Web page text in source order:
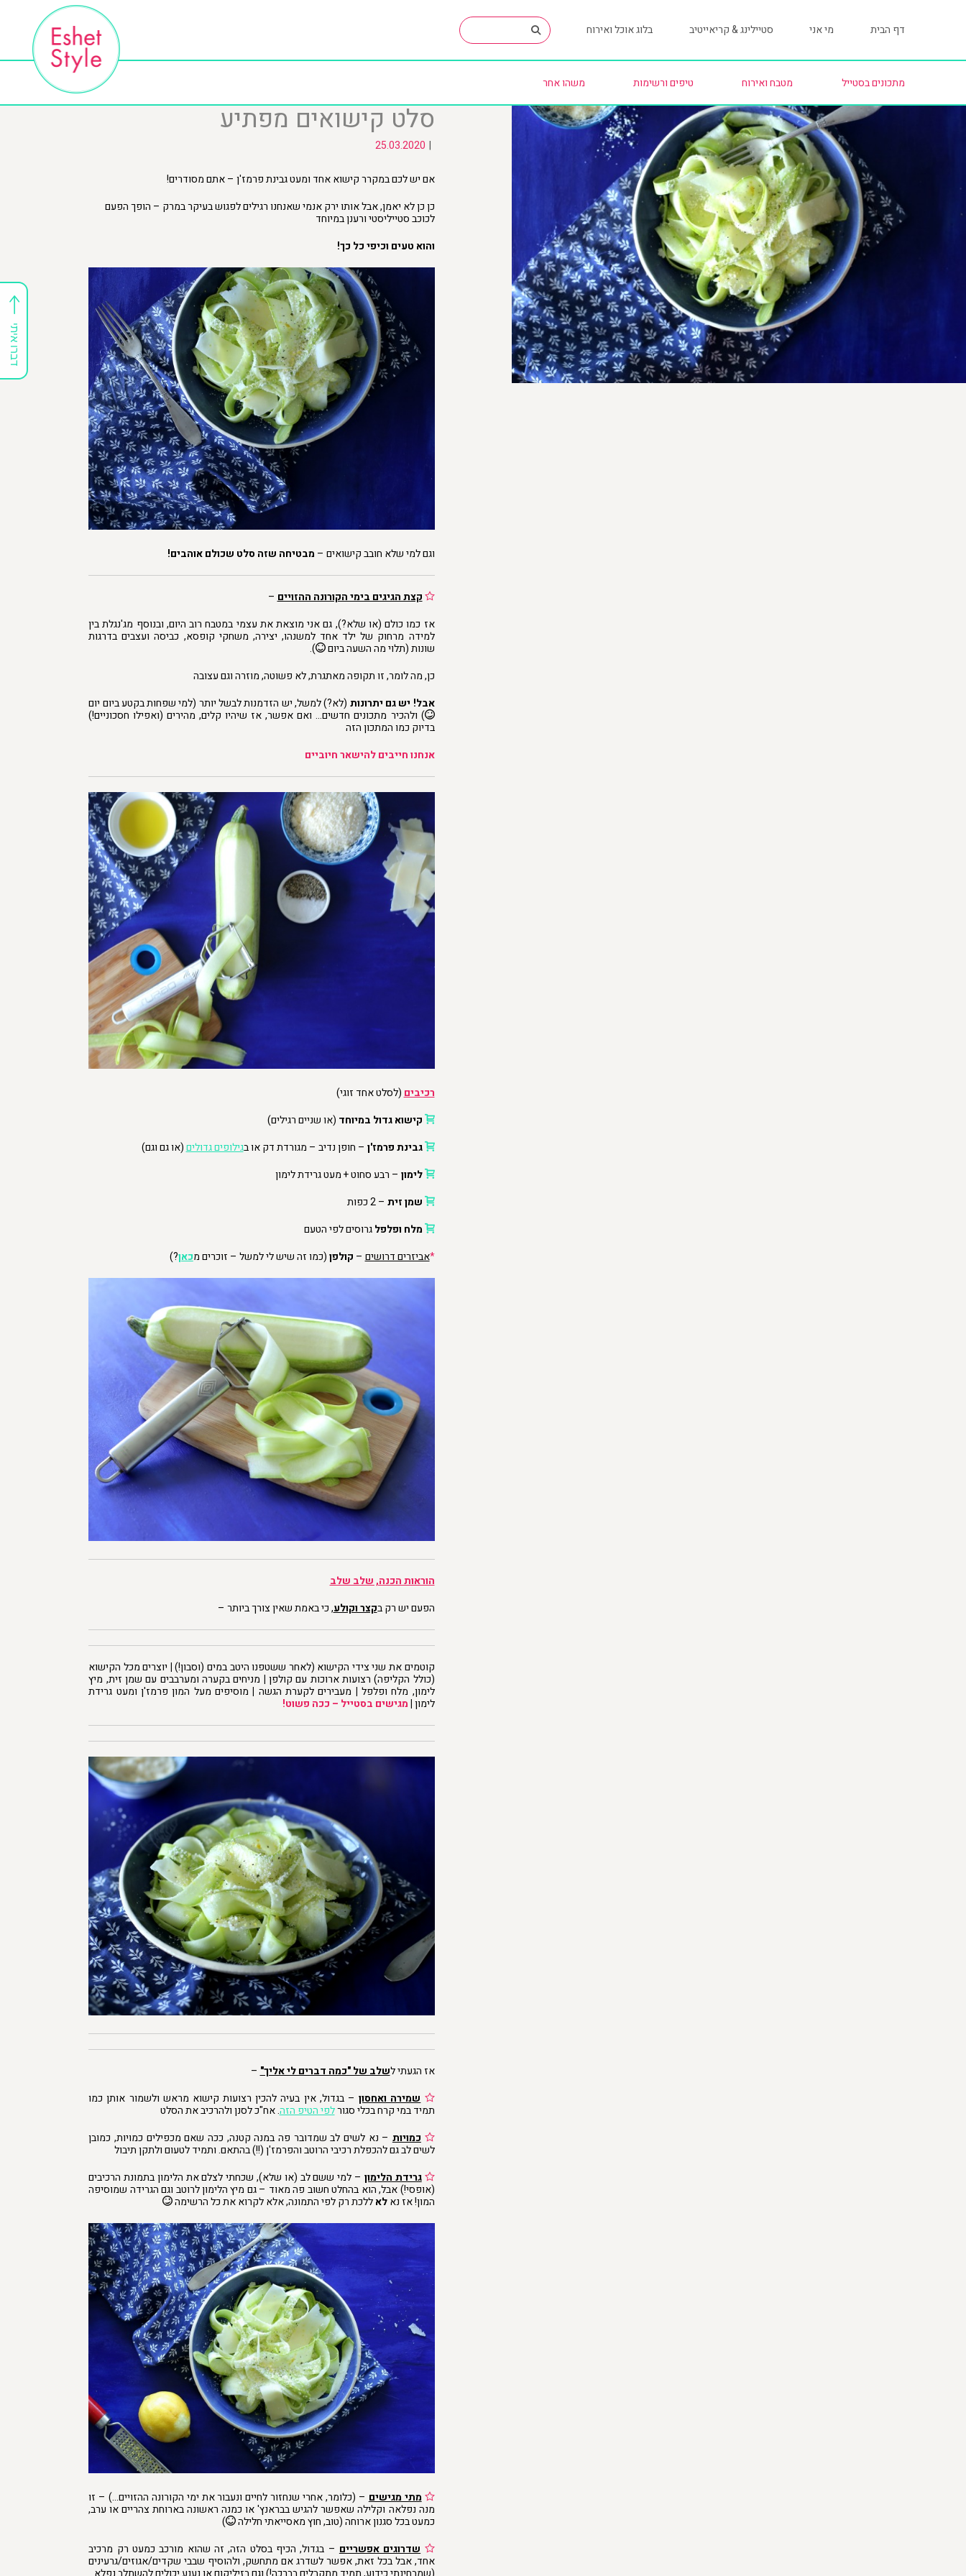
דף הבית מי אני סטיילינג & קריאייטיב בלוג אוכל ואירוח
מתכונים בסטייל מטבח ואירוח טיפים ורשימות משהו אחר
סלט קישואים מפתיע
|
25.03.2020
אם יש לכם במקרר קישוא אחד ומעט גבינת פרמז'ן – אתם מסודרים!
כן כן לא יאמן, אבל אותו ירק אנמי שאנחנו רגילים לפגוש בעיקר במרק – הופך הפעם
לכוכב סטייליסטי ורענן במיוחד
והוא טעים וכיפי כל כך!
וגם למי שלא חובב קישואים – מבטיחה שזה סלט שכולם אוהבים!
קצת הגיגים בימי הקורונה ההזויים–
אז כמו כולם (או שלא?), גם אני מוצאת את עצמי במטבח רוב היום, ובנוסף מג'נגלת בין
למידה מרחוק של ילד אחד למשנהו, יצירה, משחקי קופסא, כביסה ועצבים בדרגות
שונות (תלוי מה השעה ביום
).
כן, מה לומר, זו תקופה מאתגרת, לא פשוטה, מוזרה וגם עצובה
אבל! יש גם יתרונות (לא?) למשל, יש הזדמנות לבשל יותר (למי שפחות בקטע ביום יום
) ולהכיר מתכונים חדשים… ואם אפשר, אז שיהיו קלים, מהירים (ואפילו חסכוניים!)
בדיוק כמו המתכון הזה
אנחנו חייבים להישאר חיוביים
רכיבים (לסלט אחד זוגי)
קישוא גדול במיוחד (או שניים רגילים)
גבינת פרמז'ן – חופן נדיב – מגורדת דק או בגילופים גדולים(או גם וגם)
לימון – רבע סחוט + מעט גרידת לימון
שמן זית – 2 כפות
מלח ופלפלגרוסים לפי הטעם
*אביזרים דרושים – קולפן(כמו זה שיש לי למשל – זוכרים מכאן?)
הוראות הכנה, שלב שלב
הפעם יש רק בקצר וקולע, כי באמת שאין צורך ביותר –
קוטמים את שני צידי הקישוא (לאחר ששטפנו היטב במים (וסבון!)| יוצרים מכל הקישוא
(כולל הקליפה) רצועות ארוכות עם קולפן | מניחים בקערה ומערבבים עם שמן זית, מיץ
לימון, מלח ופלפל | מעבירים לקערת הגשה |מוסיפים מעל המון פרמז'ן ומעט גרידת
לימון|מגישים בסטייל – ככה פשוט!
אז הגעתי לשלב של "כמה דברים לי אליך"–
שמירה ואחסון– בגדול, אין בעיה להכין רצועות קישוא מראש ולשמור אותן כמו
תמיד במי קרח בכלי סגורלפי הטיפ הזה. אח"כ לסנן ולהרכיב את הסלט
כמויות– נא לשים לב שמדובר פה במנה קטנה, ככה שאם מכפילים כמויות, כמובן
לשים לב גם להכפלת רכיבי הרוטב והפרמז'ן (!!) בהתאם. ותמיד לטעום ולתקן תיבול
גרידת הלימון – למי ששם לב (או שלא), שכחתי לצלם את הלימון בתמונת הרכיבים
(אופסי!) אבל, הוא בהחלט חשוב פה מאוד – גם מיץ הלימון לרוטב וגם הגרידה שמוסיפה
המון! אז נאלאללכת רק לפי התמונה, אלא לקרוא את כל הרשימה
מתי מגישים – (כלומר, אחרי שנחזור לחיים ונעבור את ימי הקורונה ההזויים…) – זו
מנה נפלאה וקלילה שאפשר להגיש בבראנץ' או כמנה ראשונה בארוחת צהריים או ערב,
כמעט בכל סגנון ארוחה (טוב, חוץ מאסייאתי חלילה
)
שדרוגים אפשריים – בגדול, הכיף בסלט הזה, זה שהוא מורכב כמעט רק מרכיב
אחד, אבל בכל זאת, אפשר לשדרג אם מתחשק, ולהוסיף שבבי שקדים/אגוזים/גרעינים
דברו איתי